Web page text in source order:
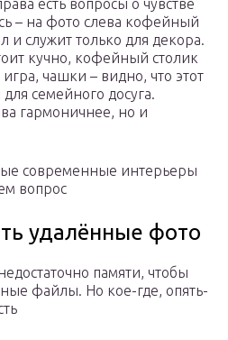
есть вопросы о чувстве
– на фото слева кофейный
и служит только для декора.
кучно, кофейный столик
игра, чашки – видно, что этот
семейного досуга.
гармоничнее, но и
современные интерьеры
вопрос
удалённые фото
памяти, чтобы
файлы. Но кое-где, опять-